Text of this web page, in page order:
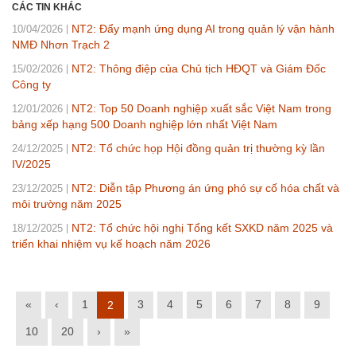
CÁC TIN KHÁC
10/04/2026
NT2: Đẩy mạnh ứng dụng AI trong quản lý vận hành
NMĐ Nhơn Trạch 2
15/02/2026
NT2: Thông điệp của Chủ tịch HĐQT và Giám Đốc
Công ty
12/01/2026
NT2: Top 50 Doanh nghiệp xuất sắc Việt Nam trong
bảng xếp hạng 500 Doanh nghiệp lớn nhất Việt Nam
24/12/2025
NT2: Tổ chức họp Hội đồng quản trị thường kỳ lần
IV/2025
23/12/2025
NT2: Diễn tập Phương án ứng phó sự cố hóa chất và
môi trường năm 2025
18/12/2025
NT2: Tổ chức hội nghị Tổng kết SXKD năm 2025 và
triển khai nhiệm vụ kế hoạch năm 2026
« ‹ 1 2 3 4 5 6 7 8 9
10 20 › »